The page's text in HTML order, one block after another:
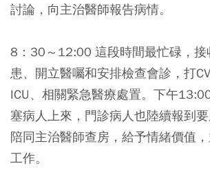
討論，向主治醫師報告病情。
8：30～12:00 這段時間最忙碌，接
患、開立醫囑和安排檢查會診，打
ICU、相關緊急醫療處置。下午
塞病人上來，門診病人也陸續報到
陪同主治醫師查房，給予情緒價值
工作。